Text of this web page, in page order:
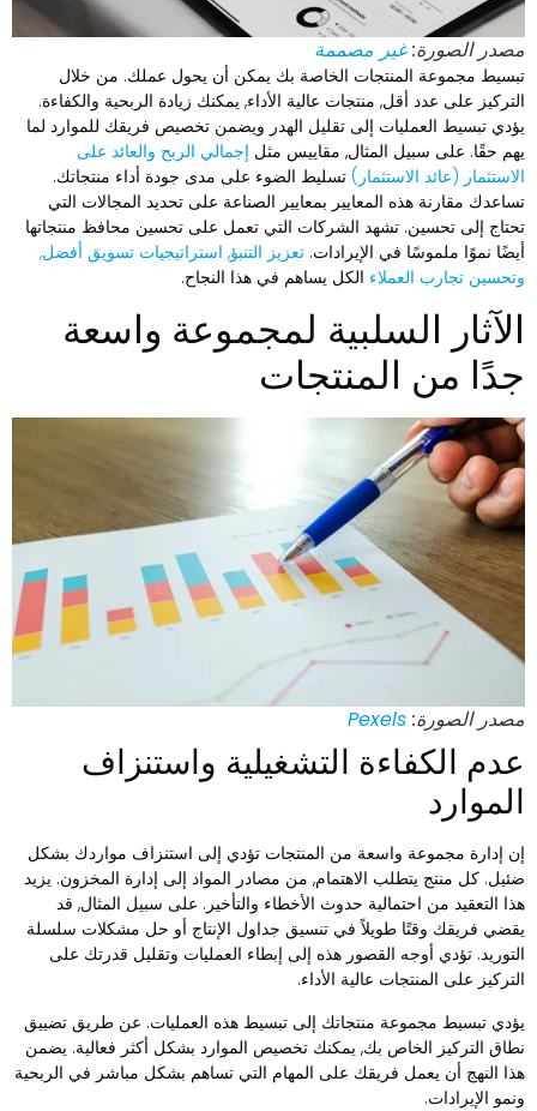
الصورة:غير مصممة
مجموعة المنتجات الخاصة بك يمكن أن يحول عملك. من خلال
على عدد أقل, منتجات عالية الأداء, يمكنك زيادة الربحية والكفاءة.
تبسيط العمليات إلى تقليل الهدر ويضمن تخصيص فريقك للموارد لما
حقًا. على سبيل المثال, مقاييس مثلإجمالي الربح والعائد على
(عائد الاستثمار)تسليط الضوء على مدى جودة أداء منتجاتك.
مقارنة هذه المعايير بمعايير الصناعة على تحديد المجالات التي
إلى تحسين. تشهد الشركات التي تعمل على تحسين محافظ منتجاتها
نموًا ملموسًا في الإيرادات.تعزيز التنبؤ, استراتيجيات تسويق أفضل,
تجارب العملاءالكل يساهم في هذا النجاح.
السلبية لمجموعة واسعة
من المنتجات
الصورة:Pexels
الكفاءة التشغيلية واستنزاف
إدارة مجموعة واسعة من المنتجات تؤدي إلى استنزاف مواردك بشكل
كل منتج يتطلب الاهتمام, من مصادر المواد إلى إدارة المخزون. يزيد
التعقيد من احتمالية حدوث الأخطاء والتأخير. على سبيل المثال, قد
فريقك وقتًا طويلاً في تنسيق جداول الإنتاج أو حل مشكلات سلسلة
تؤدي أوجه القصور هذه إلى إبطاء العمليات وتقليل قدرتك على
على المنتجات عالية الأداء.
تبسيط مجموعة منتجاتك إلى تبسيط هذه العمليات. عن طريق تضييق
التركيز الخاص بك, يمكنك تخصيص الموارد بشكل أكثر فعالية. يضمن
النهج أن يعمل فريقك على المهام التي تساهم بشكل مباشر في الربحية
الإيرادات.